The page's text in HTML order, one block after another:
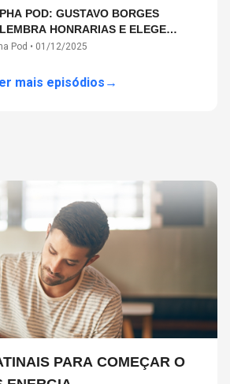
POD: GUSTAVO BORGES
HONRARIAS E ELEGE
PHELPS O MAIOR ATLETA DA
Pod • 01/12/2025
mais episódios →
PARA COMEÇAR O